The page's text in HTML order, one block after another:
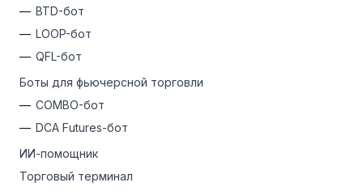
BTD-бот
LOOP-бот
QFL-бот
Боты для фьючерсной торговли
COMBO-бот
DCA Futures-бот
ИИ-помощник
Торговый терминал